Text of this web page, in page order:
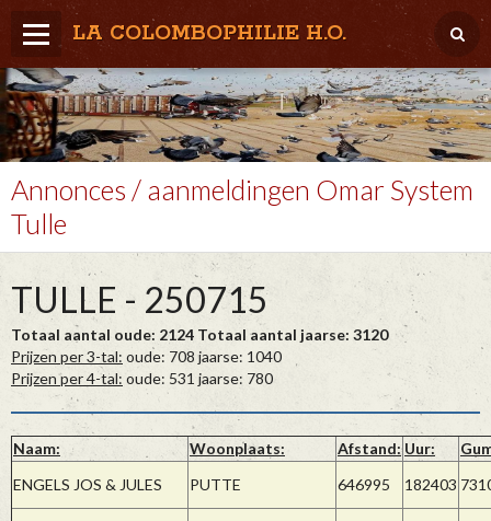
LA COLOMBOPHILIE H.O.
Home
Météo / Het weer
Lâcher / Los
Result. clubs, Provincial, (Inter)National
RFCB / KBDB
Annonces / aanmeldingen Omar System
Tulle
TULLE - 250715
Totaal aantal oude: 2124 Totaal aantal jaarse: 3120
Prijzen per 3-tal: oude: 708 jaarse: 1040
Prijzen per 4-tal: oude: 531 jaarse: 780
Naam: Woonplaats: Afstand: Uur:
ENGELS JOS & JULES
PUTTE 646995 182403